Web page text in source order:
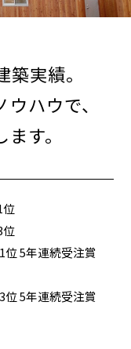
実績。
ハウで、
す。
位
位
5年連続受注賞
5年連続受注賞